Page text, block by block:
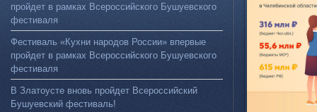
пройдет в рамках Всероссийского Бушуевского
фестиваля
Фестиваль «Кухни народов России» впервые
пройдет в рамках Всероссийского Бушуевского
фестиваля
В Златоусте вновь пройдет Всероссийский
Бушуевский фестиваль!